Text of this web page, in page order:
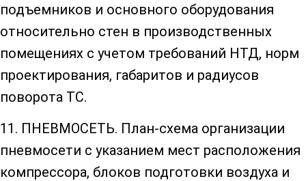
подъемников и основного оборудования
относительно стен в производственных
помещениях с учетом требований НТД, норм
проектирования, габаритов и радиусов
поворота ТС.
11. ПНЕВМОСЕТЬ. План-схема организации
пневмосети с указанием мест расположения
компрессора, блоков подготовки воздуха и